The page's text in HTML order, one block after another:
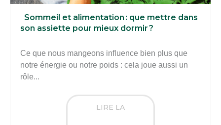
Sommeil et alimentation : que mettre dans
son assiette pour mieux dormir ?
Ce que nous mangeons influence bien plus que
notre énergie ou notre poids : cela joue aussi un
rôle...
LIRE LA